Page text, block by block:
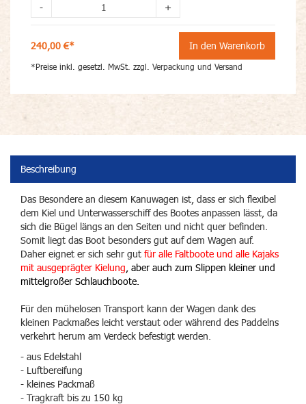
-
+
240,00 €* In den Warenkorb
*Preise inkl. gesetzl. MwSt. zzgl. Verpackung und Versand
Beschreibung
Das Besondere an diesem Kanuwagen ist, dass er sich flexibel
dem Kiel und Unterwasserschiff des Bootes anpassen lässt, da
sich die Bügel längs an den Seiten und nicht quer befinden.
Somit liegt das Boot besonders gut auf dem Wagen auf.
Daher eignet er sich sehr gut für alle Faltboote und alle Kajaks
mit ausgeprägter Kielung , aber auch zum Slippen kleiner und
mittelgroßer Schlauchboote.
Für den mühelosen Transport kann der Wagen dank des
kleinen Packmaßes leicht verstaut oder während des Paddelns
verkehrt herum am Verdeck befestigt werden.
- aus Edelstahl
- Luftbereifung
- kleines Packmaß
- Tragkraft bis zu 150 kg